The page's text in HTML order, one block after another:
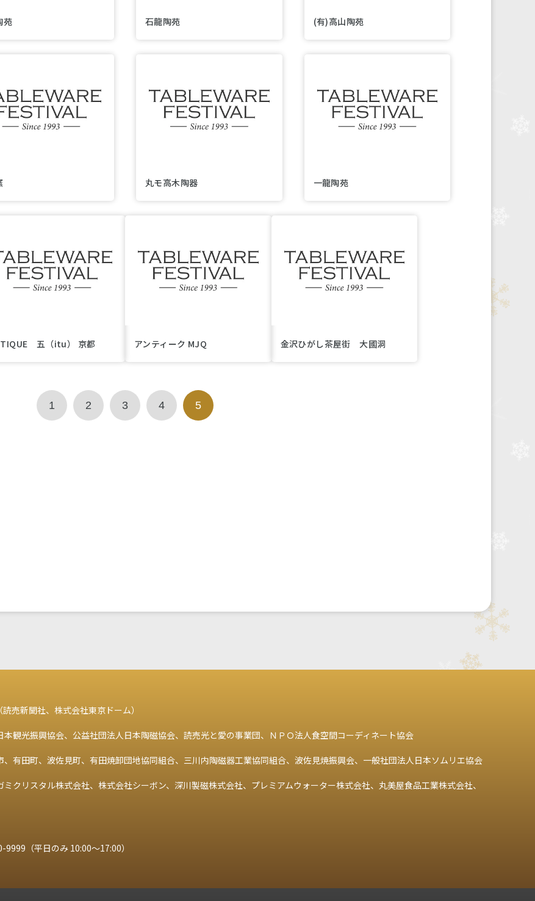
苑 石龍陶苑 (有)高山陶苑
丸モ高木陶器 一龍陶苑
五（itu） 京都 アンティーク MJQ 金沢ひがし茶屋街 大國洞
1 2 3 4 5
売新聞社、株式会社東京ドーム）
観光振興協会、公益社団法人日本陶磁協会、読売光と愛の事業団、ＮＰＯ法人食空間コーディネート協会
有田町、波佐見町、有田焼卸団地協同組合、三川内陶磁器工業協同組合、波佐見焼振興会、一般社団法人日本ソムリエ協会
クリスタル株式会社、株式会社シーボン、深川製磁株式会社、プレミアムウォーター株式会社、丸美屋食品工業株式会社、
9999 （平日のみ 10:00～17:00）